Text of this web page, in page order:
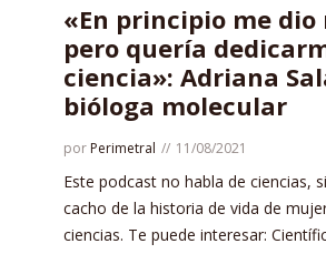
«En principio me dio
pero quería
ciencia»: Adriana
bióloga molecular
por Perimetral 11/08/2021
Este podcast no habla de ciencias,
cacho de la historia de vida de
ciencias. Te puede interesar: